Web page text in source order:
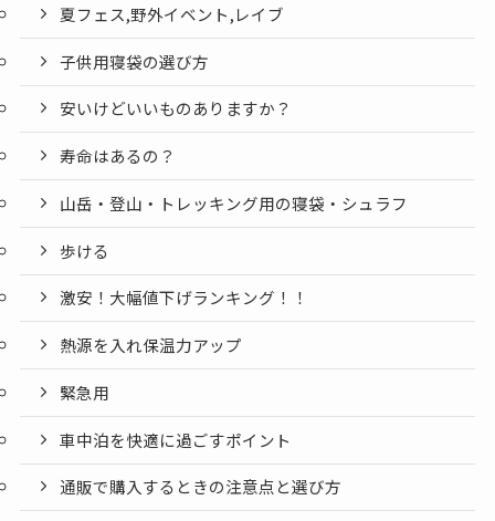
夏フェス,野外イベント,レイブ
子供用寝袋の選び方
安いけどいいものありますか？
寿命はあるの？
山岳・登山・トレッキング用の寝袋・シュラフ
歩ける
激安！大幅値下げランキング！！
熱源を入れ保温力アップ
緊急用
車中泊を快適に過ごすポイント
通販で購入するときの注意点と選び方